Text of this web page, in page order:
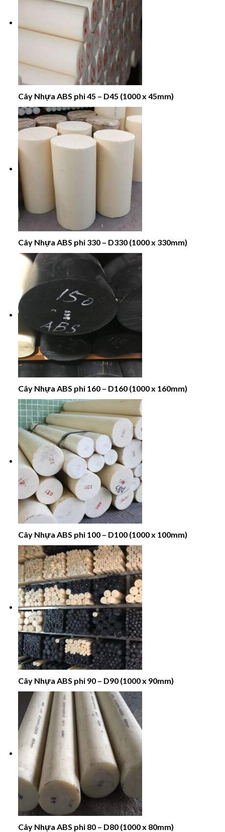
Cây Nhựa ABS phi 45 – D45 (1000 x 45mm)
Cây Nhựa ABS phi 330 – D330 (1000 x 330mm)
Cây Nhựa ABS phi 160 – D160 (1000 x 160mm)
Cây Nhựa ABS phi 100 – D100 (1000 x 100mm)
Cây Nhựa ABS phi 90 – D90 (1000 x 90mm)
Cây Nhựa ABS phi 80 – D80 (1000 x 80mm)